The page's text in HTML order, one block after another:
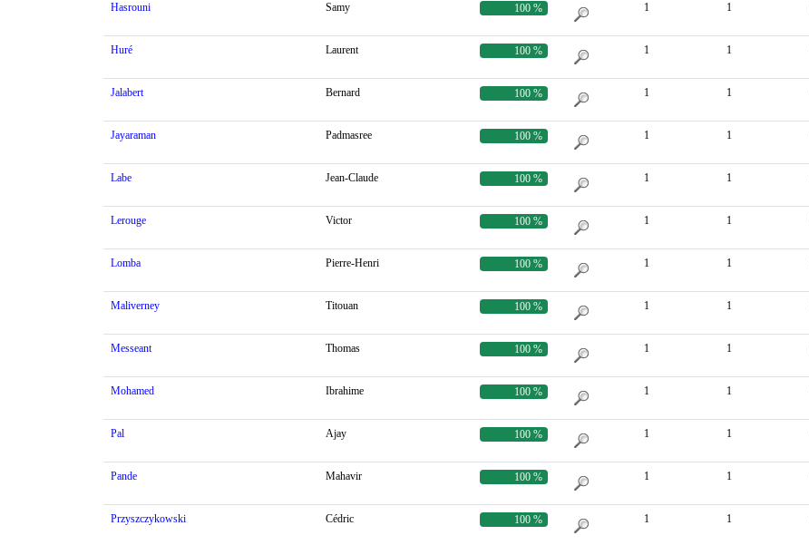
Hasrouni Samy 100 % 1 1
Huré Laurent 100 % 1 1
Jalabert Bernard 100 % 1 1
Jayaraman Padmasree 100 % 1 1
Labe Jean-Claude 100 % 1 1
Lerouge Victor 100 % 1 1
Lomba Pierre-Henri 100 % 1 1
Maliverney Titouan 100 % 1 1
Messeant Thomas 100 % 1 1
Mohamed Ibrahime 100 % 1 1
Pal Ajay 100 % 1 1
Pande Mahavir 100 % 1 1
Przyszczykowski Cédric 100 % 1 1